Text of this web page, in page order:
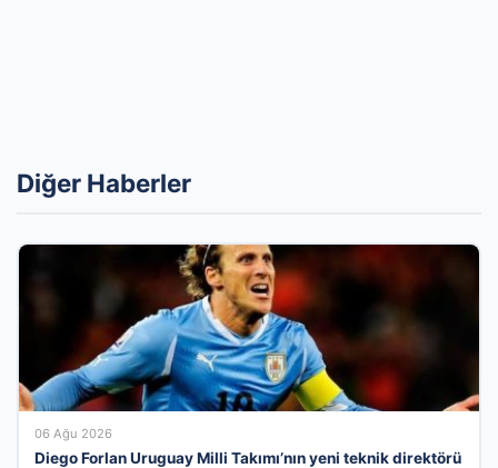
Diğer Haberler
06 Ağu 2026
Diego Forlan Uruguay Milli Takımı’nın yeni teknik direktörü